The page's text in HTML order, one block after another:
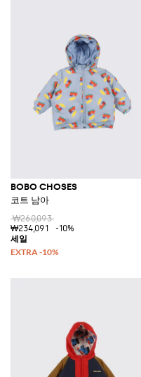
BOBO CHOSES
코트 남아
₩260,093
₩234,091
-10%